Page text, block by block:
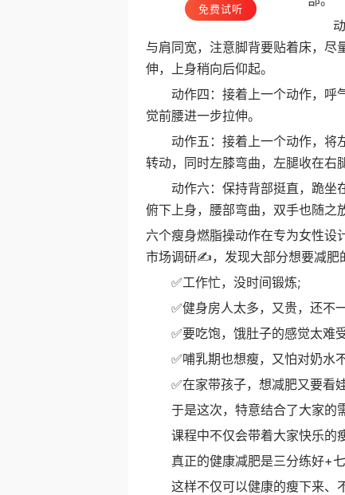
免费试听
动
与肩同宽，注意脚背要贴着床，尽
伸，上身稍向后仰起。
动作四：接着上一个动作，呼
觉前腰进一步拉伸。
动作五：接着上一个动作，将
转动，同时左膝弯曲，左腿收在右
动作六：保持背部挺直，跪坐
俯下上身，腰部弯曲，双手也随之
六个瘦身燃脂操动作在专为女性设
市场调研✍️，发现大部分想要减肥
✅工作忙，没时间锻炼;
✅健身房人太多，又贵，还不
✅要吃饱，饿肚子的感觉太难
✅哺乳期也想瘦，又怕对奶水
✅在家带孩子，想减肥又要看
于是这次，特意结合了大家的需
课程中不仅会带着大家快乐的瘦
真正的健康减肥是三分练好+七
这样不仅可以健康的瘦下来、